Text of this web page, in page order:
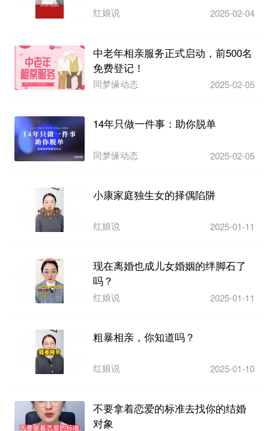
红娘说 2025-02-04
中老年相亲服务正式启动，前500名
免费登记！
同梦缘动态 2025-02-05
14年只做一件事：助你脱单
同梦缘动态 2025-02-05
小康家庭独生女的择偶陷阱
红娘说 2025-01-11
现在离婚也成儿女婚姻的绊脚石了
吗？
红娘说 2025-01-11
粗暴相亲，你知道吗？
红娘说 2025-01-10
不要拿着恋爱的标准去找你的结婚
对象